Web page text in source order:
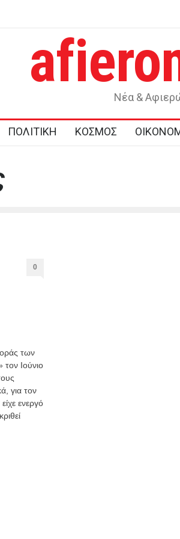
καθυστερήσεις στο καλώδιο Ελλάδας-
πολιτική βούληση απέναντι στην Άγκυρα
από την κυβέρνηση
Νέα &
ΠΟΛΙΤΙΚΗ ΚΟΣΜΟΣ
0
των
Ιούνιο
για τον
ενεργό